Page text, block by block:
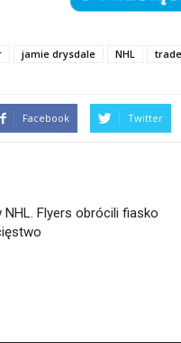
jamie drysdale NHL trade
Facebook Twitter
Flyers obrócili fiasko